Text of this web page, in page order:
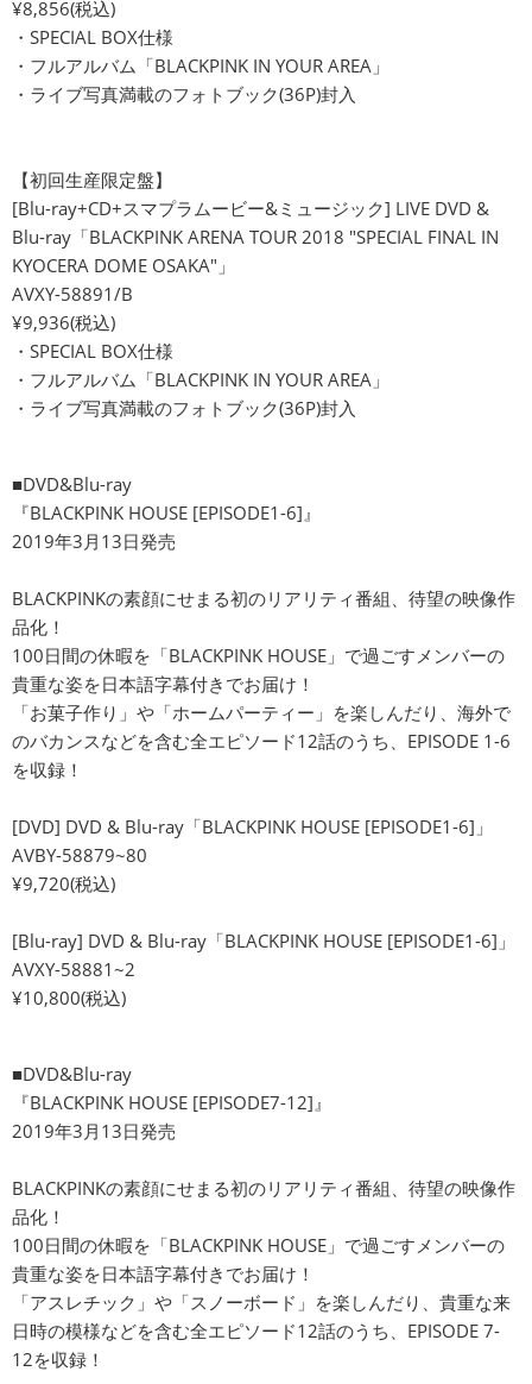
¥8,856(税込)
・SPECIAL BOX仕様
・フルアルバム「BLACKPINK IN YOUR AREA」
・ライブ写真満載のフォトブック(36P)封入
【初回生産限定盤】
[Blu-ray+CD+スマプラムービー&ミュージック] LIVE DVD &
Blu-ray「BLACKPINK ARENA TOUR 2018 "SPECIAL FINAL IN
KYOCERA DOME OSAKA"」
AVXY-58891/B
¥9,936(税込)
・SPECIAL BOX仕様
・フルアルバム「BLACKPINK IN YOUR AREA」
・ライブ写真満載のフォトブック(36P)封入
■DVD&Blu-ray
『BLACKPINK HOUSE [EPISODE1-6]』
2019年3月13日発売
BLACKPINKの素顔にせまる初のリアリティ番組、待望の映像作
品化！
100日間の休暇を「BLACKPINK HOUSE」で過ごすメンバーの
貴重な姿を日本語字幕付きでお届け！
「お菓子作り」や「ホームパーティー」を楽しんだり、海外で
のバカンスなどを含む全エピソード12話のうち、EPISODE 1-6
を収録！
[DVD] DVD & Blu-ray「BLACKPINK HOUSE [EPISODE1-6]」
AVBY-58879~80
¥9,720(税込)
[Blu-ray] DVD & Blu-ray「BLACKPINK HOUSE [EPISODE1-6]」
AVXY-58881~2
¥10,800(税込)
■DVD&Blu-ray
『BLACKPINK HOUSE [EPISODE7-12]』
2019年3月13日発売
BLACKPINKの素顔にせまる初のリアリティ番組、待望の映像作
品化！
100日間の休暇を「BLACKPINK HOUSE」で過ごすメンバーの
貴重な姿を日本語字幕付きでお届け！
「アスレチック」や「スノーボード」を楽しんだり、貴重な来
日時の模様などを含む全エピソード12話のうち、EPISODE 7-
12を収録！